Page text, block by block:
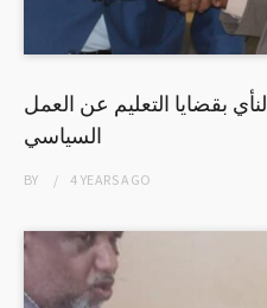
بقضايا التعليم عن العمل
السياسي
BY 4 YEARSAGO